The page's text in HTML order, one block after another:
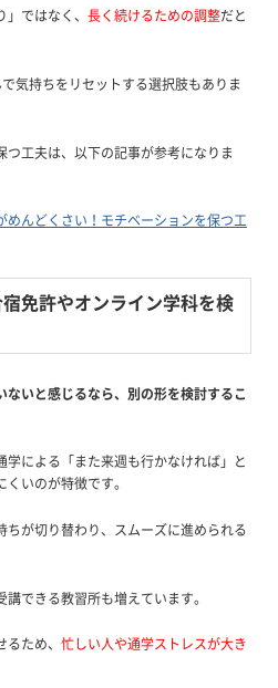
ではなく、 長く続けるための調整だと
気持ちをリセットする選択肢もありま
工夫は、以下の記事が参考になりま
めんどくさい！モチベーションを保つ工
免許やオンライン学科を検
いと感じるなら、別の形を検討するこ
による「また来週も行かなければ」と
いのが特徴です。
が切り替わり、スムーズに進められる
できる教習所も増えています。
ため、 忙しい人や通学ストレスが大き